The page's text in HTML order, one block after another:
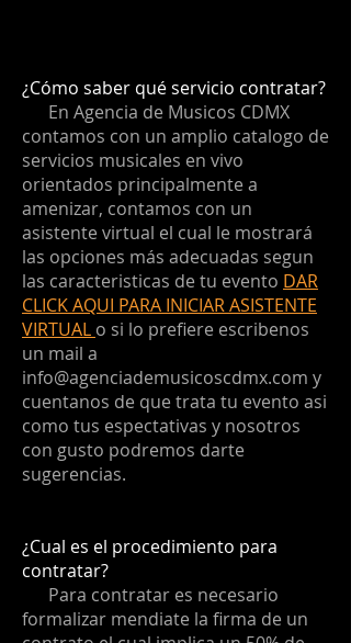
¿Cómo saber qué servicio contratar?
En Agencia de Musicos CDMX
contamos con un amplio catalogo de
servicios musicales en vivo
orientados principalmente a
amenizar, contamos con un
asistente virtual el cual le mostrará
las opciones más adecuadas segun
las caracteristicas de tu evento DAR
CLICK AQUI PARA INICIAR ASISTENTE
VIRTUAL o si lo prefiere escribenos
un mail a
info@agenciademusicoscdmx.com y
cuentanos de que trata tu evento asi
como tus espectativas y nosotros
con gusto podremos darte
sugerencias.
¿Cual es el procedimiento para
contratar?
Para contratar es necesario
formalizar mendiate la firma de un